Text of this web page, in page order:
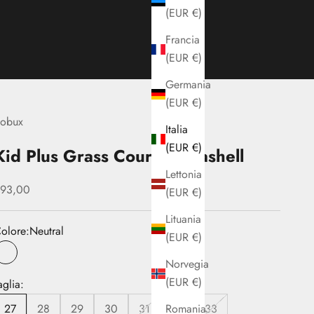
(EUR €)
Francia
(EUR €)
Germania
(EUR €)
Italia
(EUR €)
Lettonia
(EUR €)
Lituania
(EUR €)
Norvegia
(EUR €)
Romania
Plus Grass Court II Seashell
scontato
Neutral
Neutral
27
28 29 30 31 32 33